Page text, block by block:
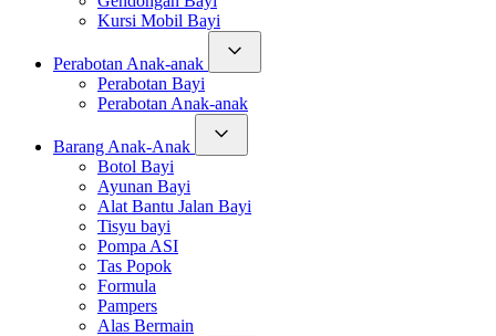
Kursi Mobil Bayi
Perabotan Anak-anak
Perabotan Bayi
Perabotan Anak-anak
Barang Anak-Anak
Botol Bayi
Ayunan Bayi
Alat Bantu Jalan Bayi
Tisyu bayi
Pompa ASI
Tas Popok
Formula
Pampers
Alas Bermain